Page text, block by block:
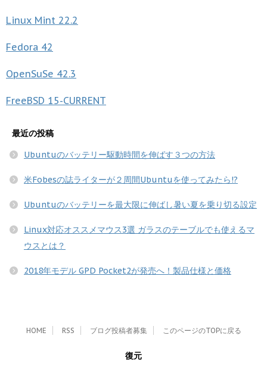
Linux Mint 22.2
Fedora 42
OpenSuSe 42.3
FreeBSD 15-CURRENT
最近の投稿
Ubuntuのバッテリー駆動時間を伸ばす３つの方法
米Fobesの誌ライターが２周間Ubuntuを使ってみたら!?
Ubuntuのバッテリーを最大限に伸ばし暑い夏を乗り切る設定
Linux対応オススメマウス3選 ガラスのテーブルでも使えるマ
ウスとは？
2018年モデル GPD Pocket2が発売へ！製品仕様と価格
HOME RSS ブログ投稿者募集 このページのTOPに戻る
復元